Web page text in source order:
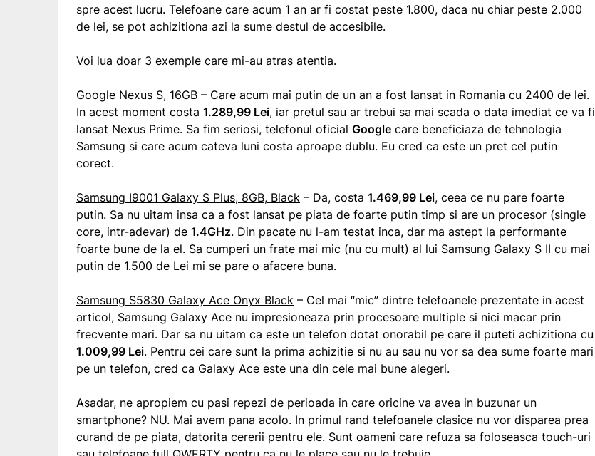
spre acest lucru. Telefoane care acum 1 an ar fi costat peste 1.800, daca nu chiar peste 2.000
de lei, se pot achizitiona azi la sume destul de accesibile.
Voi lua doar 3 exemple care mi-au atras atentia.
Google Nexus S, 16GB – Care acum mai putin de un an a fost lansat in Romania cu 2400 de lei.
In acest moment costa 1.289,99 Lei, iar pretul sau ar trebui sa mai scada o data imediat ce va fi
lansat Nexus Prime. Sa fim seriosi, telefonul oficial Google care beneficiaza de tehnologia
Samsung si care acum cateva luni costa aproape dublu. Eu cred ca este un pret cel putin
corect.
Samsung I9001 Galaxy S Plus, 8GB, Black – Da, costa 1.469,99 Lei, ceea ce nu pare foarte
putin. Sa nu uitam insa ca a fost lansat pe piata de foarte putin timp si are un procesor (single
core, intr-adevar) de 1.4GHz. Din pacate nu l-am testat inca, dar ma astept la performante
foarte bune de la el. Sa cumperi un frate mai mic (nu cu mult) al lui Samsung Galaxy S II cu mai
putin de 1.500 de Lei mi se pare o afacere buna.
Samsung S5830 Galaxy Ace Onyx Black – Cel mai “mic” dintre telefoanele prezentate in acest
articol, Samsung Galaxy Ace nu impresioneaza prin procesoare multiple si nici macar prin
frecvente mari. Dar sa nu uitam ca este un telefon dotat onorabil pe care il puteti achizitiona cu
1.009,99 Lei. Pentru cei care sunt la prima achizitie si nu au sau nu vor sa dea sume foarte mari
pe un telefon, cred ca Galaxy Ace este una din cele mai bune alegeri.
Asadar, ne apropiem cu pasi repezi de perioada in care oricine va avea in buzunar un
smartphone? NU. Mai avem pana acolo. In primul rand telefoanele clasice nu vor disparea prea
curand de pe piata, datorita cererii pentru ele. Sunt oameni care refuza sa foloseasca touch-uri